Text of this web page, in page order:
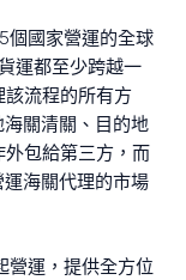
個國家營運的全球
運都至少跨越一
該流程的所有方
關清關、目的地
包給第三方，而
海關代理的市場
營運，提供全方位